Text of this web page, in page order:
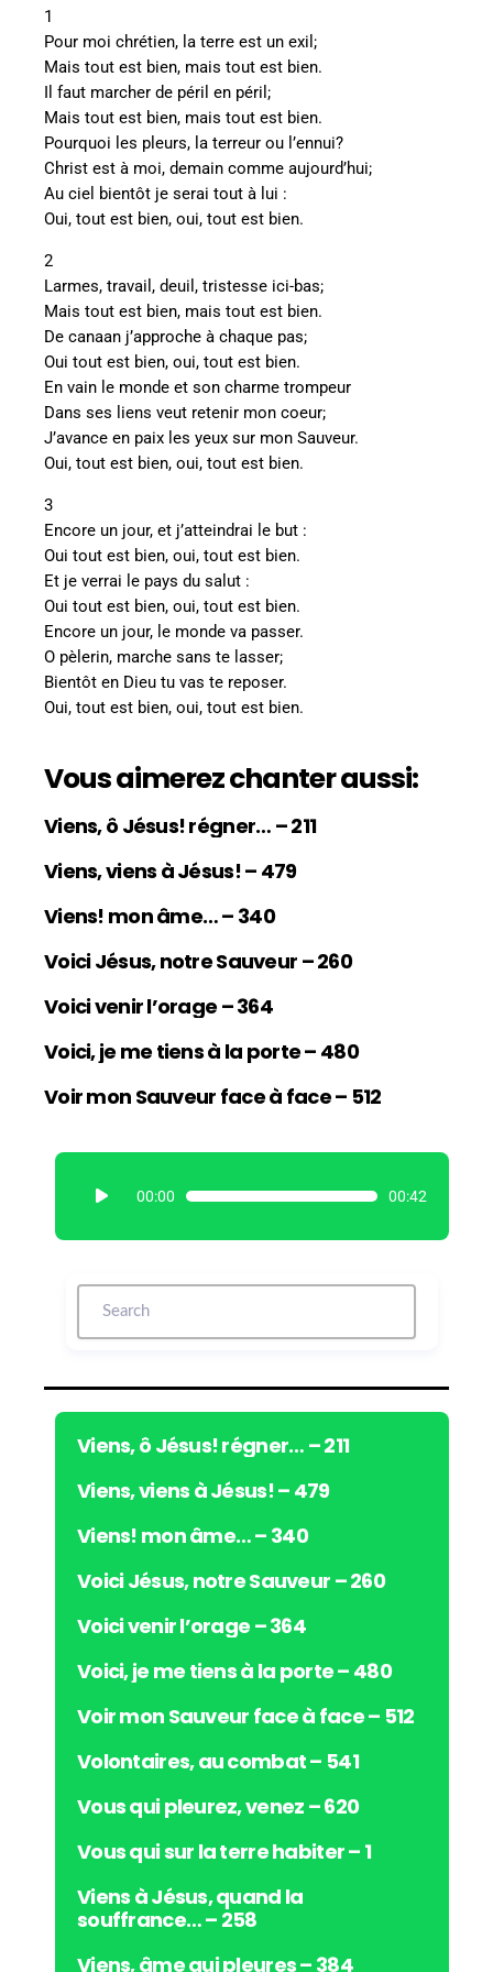
1
Pour moi chrétien, la terre est un exil;
Mais tout est bien, mais tout est bien.
Il faut marcher de péril en péril;
Mais tout est bien, mais tout est bien.
Pourquoi les pleurs, la terreur ou l’ennui?
Christ est à moi, demain comme aujourd’hui;
Au ciel bientôt je serai tout à lui :
Oui, tout est bien, oui, tout est bien.
2
Larmes, travail, deuil, tristesse ici-bas;
Mais tout est bien, mais tout est bien.
De canaan j’approche à chaque pas;
Oui tout est bien, oui, tout est bien.
En vain le monde et son charme trompeur
Dans ses liens veut retenir mon coeur;
J’avance en paix les yeux sur mon Sauveur.
Oui, tout est bien, oui, tout est bien.
3
Encore un jour, et j’atteindrai le but :
Oui tout est bien, oui, tout est bien.
Et je verrai le pays du salut :
Oui tout est bien, oui, tout est bien.
Encore un jour, le monde va passer.
O pèlerin, marche sans te lasser;
Bientôt en Dieu tu vas te reposer.
Oui, tout est bien, oui, tout est bien.
Vous aimerez chanter aussi:
Viens, ô Jésus! régner… – 211
Viens, viens à Jésus! – 479
Viens! mon âme… – 340
Voici Jésus, notre Sauveur – 260
Voici venir l’orage – 364
Voici, je me tiens à la porte – 480
Voir mon Sauveur face à face – 512
c
e
r
u
d
i
00:00 00:42
Viens, ô Jésus! régner… – 211
Viens, viens à Jésus! – 479
Viens! mon âme… – 340
Voici Jésus, notre Sauveur – 260
Voici venir l’orage – 364
Voici, je me tiens à la porte – 480
Voir mon Sauveur face à face – 512
Volontaires, au combat – 541
Vous qui pleurez, venez – 620
Vous qui sur la terre habiter – 1
Viens à Jésus, quand la
souffrance… – 258
Viens, âme qui pleures – 384